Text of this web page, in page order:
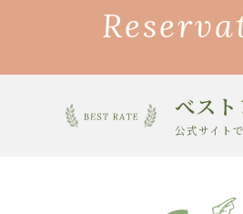
べス
公式サイト